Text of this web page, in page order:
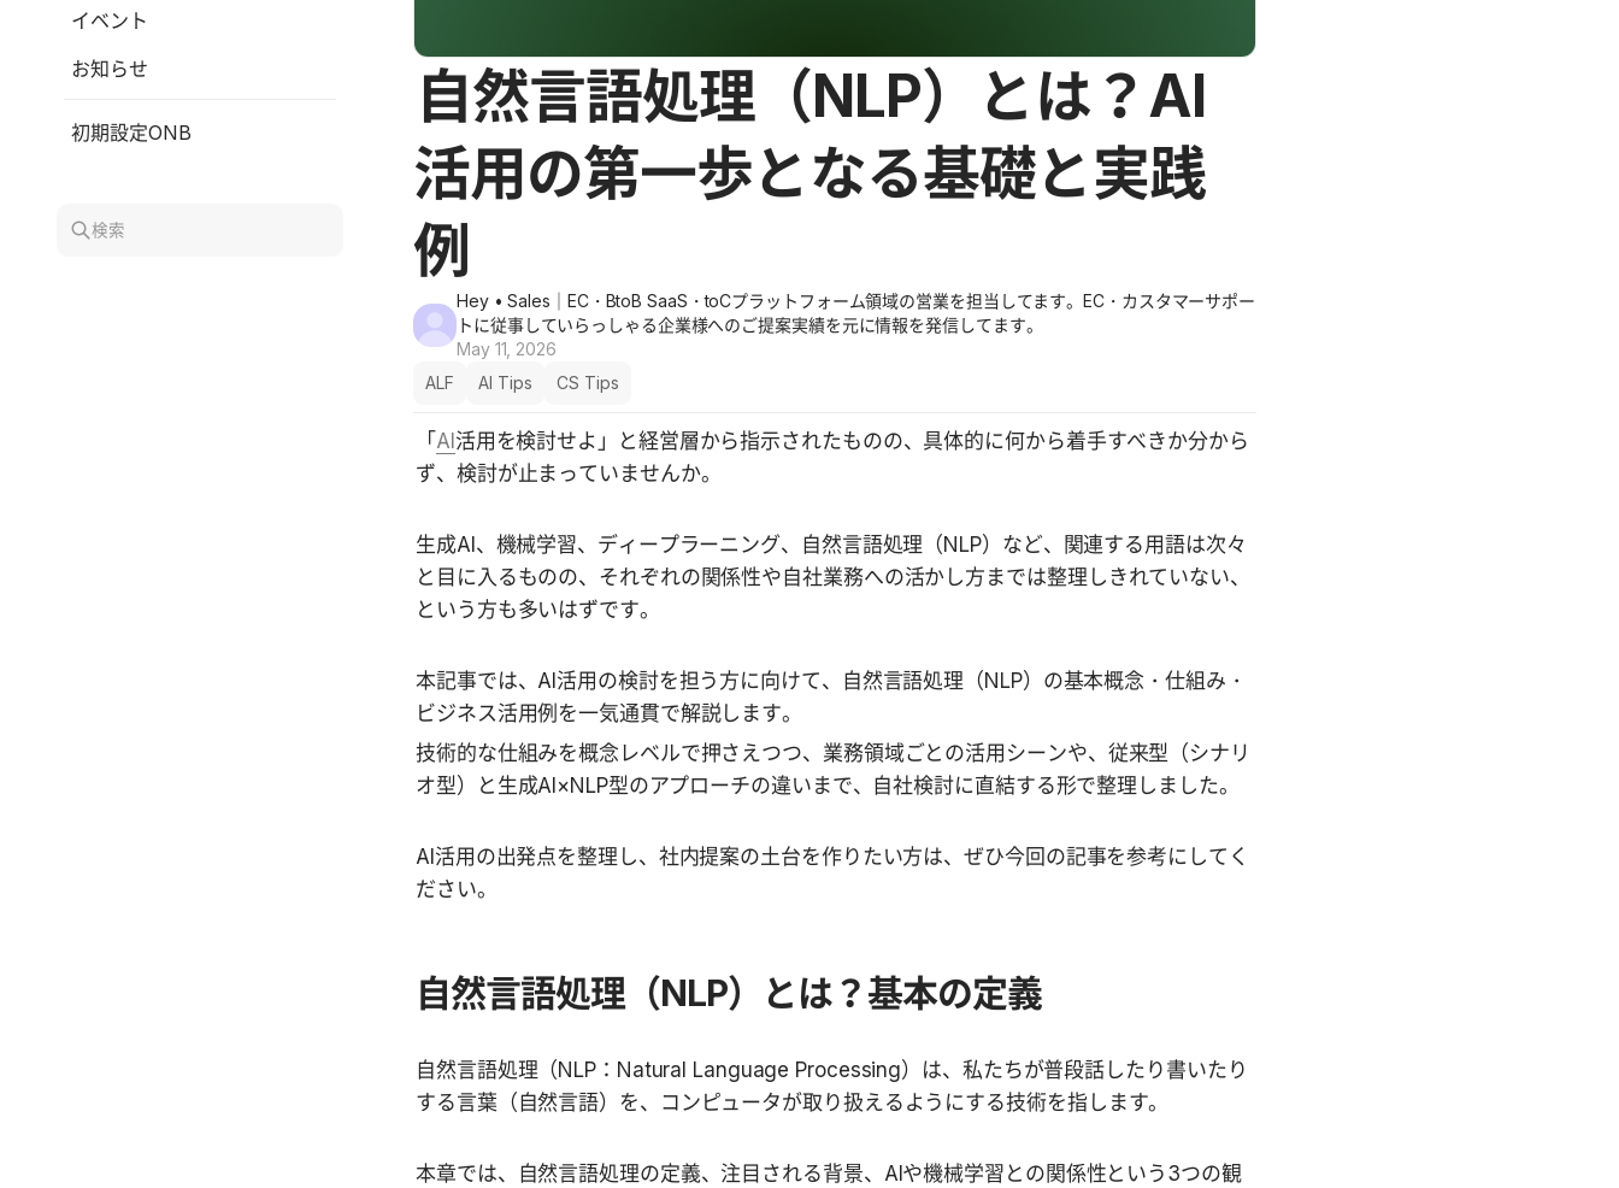
イベント
お知らせ
初期設定ONB
検索
自然言語処理（NLP）とは？AI
活用の第一歩となる基礎と実践
例
Hey• Sales｜EC・BtoB SaaS・toCプラットフォーム領域の営業を担当してます。EC・カスタマーサポー
トに従事していらっしゃる企業様へのご提案実績を元に情報を発信してます。
May 11, 2026
ALF
AI Tips CS Tips
「AI活用を検討せよ」と経営層から指示されたものの、具体的に何から着手すべきか分から
ず、検討が止まっていませんか。
生成AI、機械学習、ディープラーニング、自然言語処理（NLP）など、関連する用語は次々
と目に入るものの、それぞれの関係性や自社業務への活かし方までは整理しきれていない、
という方も多いはずです。
本記事では、AI活用の検討を担う方に向けて、自然言語処理（NLP）の基本概念・仕組み・
ビジネス活用例を一気通貫で解説します。
技術的な仕組みを概念レベルで押さえつつ、業務領域ごとの活用シーンや、従来型（シナリ
オ型）と生成AI×NLP型のアプローチの違いまで、自社検討に直結する形で整理しました。
AI活用の出発点を整理し、社内提案の土台を作りたい方は、ぜひ今回の記事を参考にしてく
ださい。
自然言語処理（NLP）とは？基本の定義
自然言語処理（NLP：Natural Language Processing）は、私たちが普段話したり書いたり
する言葉（自然言語）を、コンピュータが取り扱えるようにする技術を指します。
本章では、自然言語処理の定義、注目される背景、AIや機械学習との関係性という3つの観